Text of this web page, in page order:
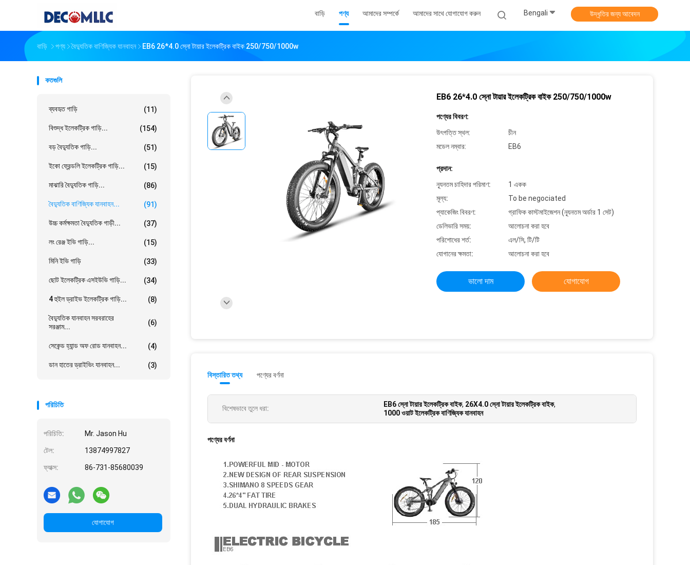
বাড়ি পণ্য আমাদের সম্পর্কে আমাদের সাথে যোগাযোগ করুন Bengali উদ্ধৃতির জন্য আবেদন
বাড়ি পণ্য বৈদ্যুতিক বাণিজ্যিক যানবাহন EB6 26*4.0 স্নো টায়ার ইলেকট্রিক বাইক 250/750/1000w
কতগুলি
ব্যবহৃত গাড়ি (11)
বিশুদ্ধ ইলেকট্রিক গাড়ি... (154)
বড় বৈদ্যুতিক গাড়ি... (51)
ইকো ফ্রেন্ডলি ইলেকট্রিক গাড়ি... (15)
মাঝারি বৈদ্যুতিক গাড়ি... (86)
বৈদ্যুতিক বাণিজ্যিক যানবাহন... (91)
উচ্চ কর্মক্ষমতা বৈদ্যুতিক গাড়ী... (37)
লং রেঞ্জ ইভি গাড়ি... (15)
মিনি ইভি গাড়ি (33)
ছোট ইলেকট্রিক এসইউভি গাড়ি... (34)
4 হুইল ড্রাইভ ইলেকট্রিক গাড়ি... (8)
বৈদ্যুতিক যানবাহন সরবরাহের
সরঞ্জাম...
(6)
সেকেন্ড হ্যান্ড অফ রোড যানবাহন... (4)
ডান হাতের ড্রাইভিং যানবাহন... (3)
পরিচিতি
পরিচিতি: Mr. Jason Hu
টেল: 13874997827
ফ্যাক্স: 86-731-85680039
যোগাযোগ
EB6 26*4.0 স্নো টায়ার ইলেকট্রিক বাইক 250/750/1000w
পণ্যের বিবরণ:
উৎপত্তি স্থল:
চীন
মডেল নম্বার:
EB6
প্রদান:
ন্যূনতম চাহিদার পরিমাণ:
1 একক
মূল্য:
To be negociated
প্যাকেজিং বিবরণ:
গ্রাফিক কাস্টমাইজেশন (ন্যূনতম অর্ডার 1 সেট)
ডেলিভারি সময়:
আলোচনা করা হবে
পরিশোধের শর্ত:
এল/সি, টি/টি
যোগানের ক্ষমতা:
আলোচনা করা হবে
ভালো দাম যোগাযোগ
বিস্তারিত তথ্য পণ্যের বর্ণনা
বিশেষভাবে তুলে ধরা: EB6 স্নো টায়ার ইলেকট্রিক বাইক, 26X4.0 স্নো টায়ার ইলেকট্রিক বাইক,
1000 ওয়াট ইলেকট্রিক বাণিজ্যিক যানবাহন
পণ্যের বর্ণনা